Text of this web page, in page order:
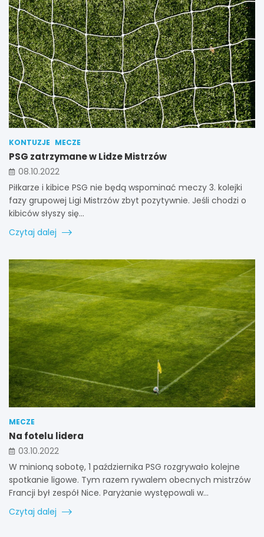
KONTUZJE MECZE
PSG zatrzymane w Lidze Mistrzów
08.10.2022
Piłkarze i kibice PSG nie będą wspominać meczy 3. kolejki
fazy grupowej Ligi Mistrzów zbyt pozytywnie. Jeśli chodzi o
kibiców słyszy się…
Czytaj dalej
MECZE
Na fotelu lidera
03.10.2022
W minioną sobotę, 1 października PSG rozgrywało kolejne
spotkanie ligowe. Tym razem rywalem obecnych mistrzów
Francji był zespół Nice. Paryżanie występowali w…
Czytaj dalej